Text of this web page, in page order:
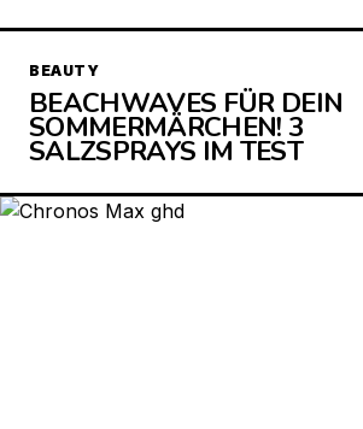
BEAUTY
BEACHWAVES FÜR DEIN
SOMMERMÄRCHEN! 3
SALZSPRAYS IM TEST